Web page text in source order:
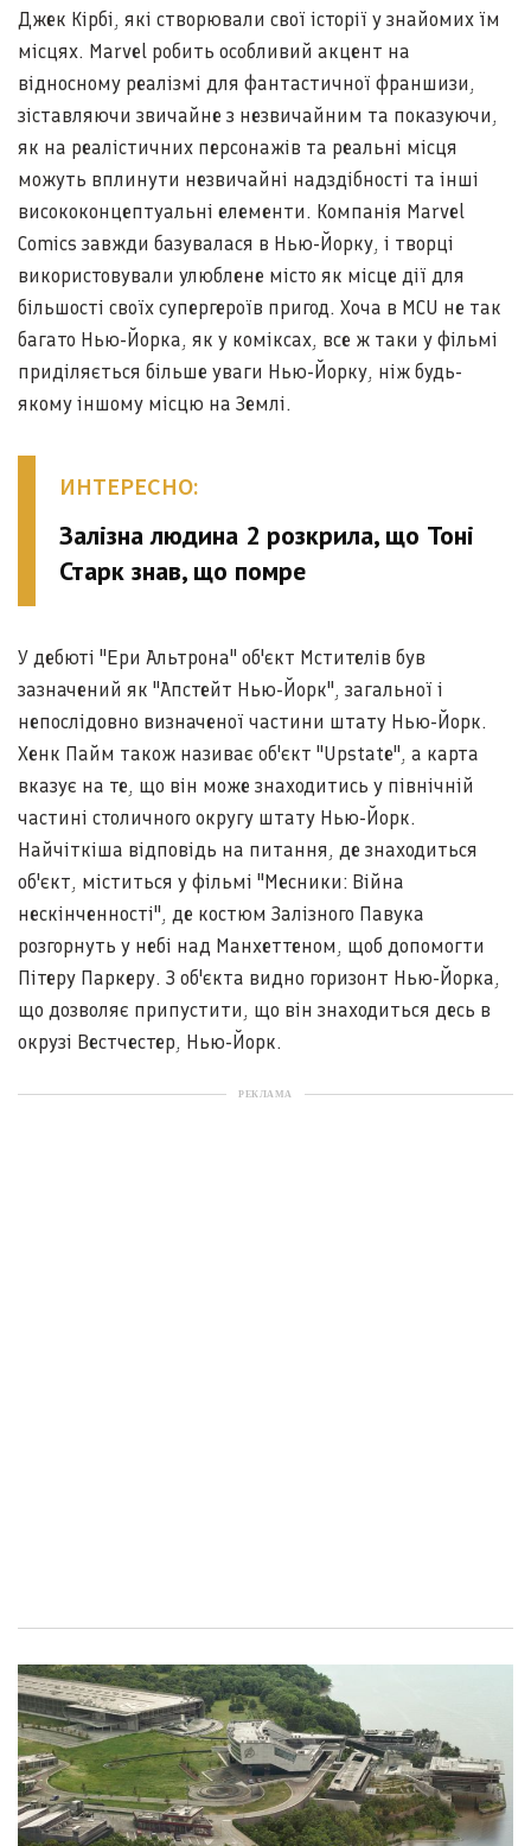
Джек Кірбі, які створювали свої історії у знайомих їм
місцях. Marvel робить особливий акцент на
відносному реалізмі для фантастичної франшизи,
зіставляючи звичайне з незвичайним та показуючи,
як на реалістичних персонажів та реальні місця
можуть вплинути незвичайні надздібності та інші
висококонцептуальні елементи. Компанія Marvel
Comics завжди базувалася в Нью-Йорку, і творці
використовували улюблене місто як місце дії для
більшості своїх супергероїв пригод. Хоча в MCU не так
багато Нью-Йорка, як у коміксах, все ж таки у фільмі
приділяється більше уваги Нью-Йорку, ніж будь-
якому іншому місцю на Землі.
ИНТЕРЕСНО:
Залізна людина 2 розкрила, що Тоні
Старк знав, що помре
У дебюті "Ери Альтрона" об'єкт Мстителів був
зазначений як "Апстейт Нью-Йорк", загальної і
непослідовно визначеної частини штату Нью-Йорк.
Хенк Пайм також називає об'єкт "Upstate", а карта
вказує на те, що він може знаходитись у північній
частині столичного округу штату Нью-Йорк.
Найчіткіша відповідь на питання, де знаходиться
об'єкт, міститься у фільмі "Месники: Війна
нескінченності", де костюм Залізного Павука
розгорнуть у небі над Манхеттеном, щоб допомогти
Пітеру Паркеру. З об'єкта видно горизонт Нью-Йорка,
що дозволяє припустити, що він знаходиться десь в
окрузі Вестчестер, Нью-Йорк.
РЕКЛАМА